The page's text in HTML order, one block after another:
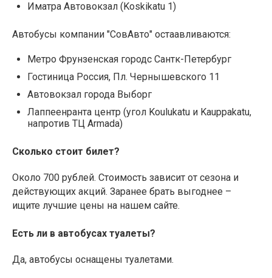
Иматра Автовокзал (Koskikatu 1)
Автобусы компании "СовАвто" остаавливаются:
Метро Фрунзенская городс Сантк-Петербург
Гостиница Россия, Пл. Чернышевского 11
Автовокзал города Выборг
Лаппеенранта центр (угол Koulukatu и Kauppakatu,
напротив ТЦ Armada)
Сколько стоит билет?
Около 700 рублей. Стоимость зависит от сезона и
действующих акций. Заранее брать выгоднее –
ищите лучшие цены на нашем сайте.
Есть ли в автобусах туалеты?
Да, автобусы оснащены туалетами.